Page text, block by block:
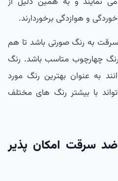
و هوازدگی برخوردارند.
به رنگ صورتی باشد تا هم
چهارچوب متاسب باشد. رنگ
به عنوان بهترین رنگ مورد
تواند با بیشتر رنگ های مختلف
سرقت امکان پذیر